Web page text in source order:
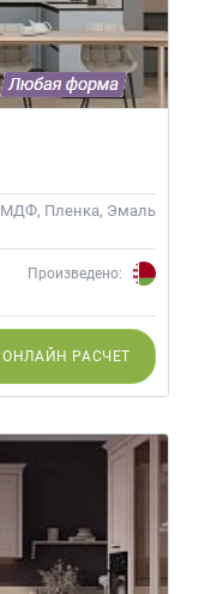
МДФ, Пленка, Эмаль
Произведено:
ОНЛАЙН РАСЧЕТ